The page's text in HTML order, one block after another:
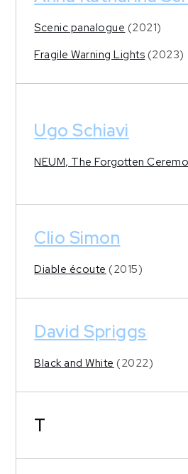
Scenic panalogue (2021)
Fragile Warning Lights (2023)
Ugo Schiavi
NEUM, The Forgotten
Clio Simon
Diable écoute (2015)
David Spriggs
Black and White (2022)
T